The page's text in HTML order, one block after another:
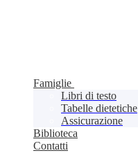
Famiglie
Libri di testo
Tabelle dietetiche
Assicurazione
Biblioteca
Contatti